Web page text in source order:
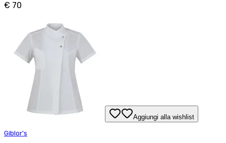
€ 70
Aggiungi alla wishlist
Giblor's